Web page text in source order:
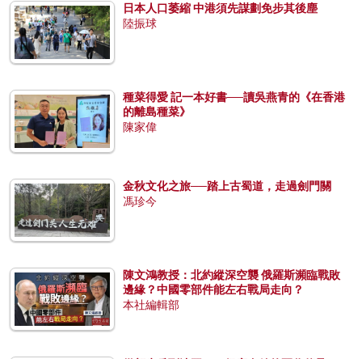
日本人口萎縮 中港須先謀劃免步其後塵
陸振球
種菜得愛 記一本好書──讀吳燕青的《在香港
的離島種菜》
陳家偉
金秋文化之旅──踏上古蜀道，走過劍門關
馮珍今
陳文鴻教授：北約縱深空襲 俄羅斯瀕臨戰敗
邊緣？中國零部件能左右戰局走向？
本社編輯部